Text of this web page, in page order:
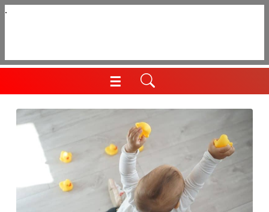
Aller
☰
Menu